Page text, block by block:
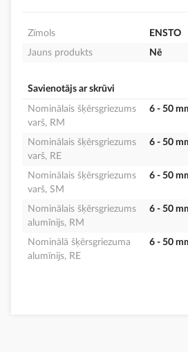
Zīmols
ENSTO
Jauns produkts
Nē
Savienotājs ar skrūvi
Nominālais šķērsgriezums
varš, RM
6 - 50
Nominālais šķērsgriezums
varš, RE
6 - 50
Nominālais šķērsgriezums
varš, SM
6 - 50
Nominālais šķērsgriezums
alumīnijs, RM
6 - 50
Nominālā šķērsgriezuma
alumīnijs, RE
6 - 50